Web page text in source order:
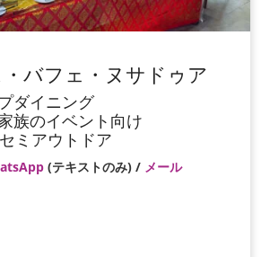
バフェ・ヌサドゥア
ダイニング
族のイベント向け
ミアウトドア
(テキストのみ) / メール